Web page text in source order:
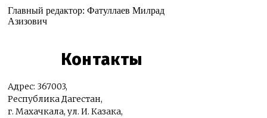
Главный редактор: Фатуллаев Милрад
Азизович
Контакты
Адрес: 367003,
Республика Дагестан,
г. Махачкала, ул. И. Казака,